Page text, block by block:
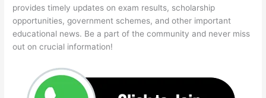
provides timely updates on exam results, scholarship
opportunities, government schemes, and other important
educational news. Be a part of the community and never miss
out on crucial information!